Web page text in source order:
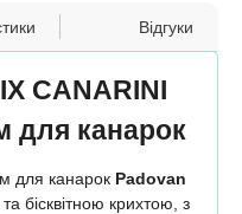
Відгуки
CANARINI
для канарок
для канарок Padovan
бісквітною крихтою, з